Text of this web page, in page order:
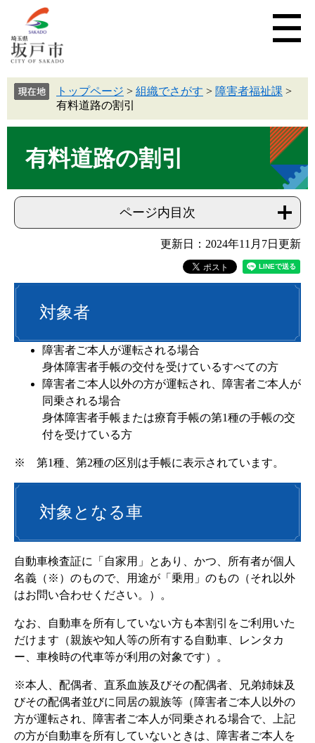
トップページ > 組織でさがす > 障害者福祉課 >
有料道路の割引
有料道路の割引
ページ内目次
更新日：2024年11月7日更新
対象者
障害者ご本人が運転される場合
身体障害者手帳の交付を受けているすべての方
障害者ご本人以外の方が運転され、障害者ご本人が
同乗される場合
身体障害者手帳または療育手帳の第1種の手帳の交
付を受けている方
※ 第1種、第2種の区別は手帳に表示されています。
対象となる車
自動車検査証に「自家用」とあり、かつ、所有者が個人
名義（※）のもので、用途が「乗用」のもの（それ以外
はお問い合わせください。）。
なお、自動車を所有していない方も本割引をご利用いた
だけます（親族や知人等の所有する自動車、レンタカ
ー、車検時の代車等が利用の対象です）。
※本人、配偶者、直系血族及びその配偶者、兄弟姉妹及
びその配偶者並びに同居の親族等（障害者ご本人以外の
方が運転され、障害者ご本人が同乗される場合で、上記
の方が自動車を所有していないときは、障害者ご本人を